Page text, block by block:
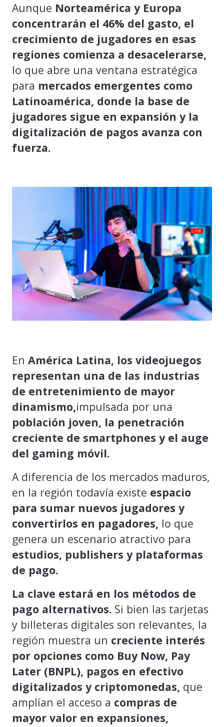
Aunque Norteamérica y Europa
concentrarán el 46% del gasto, el
crecimiento de jugadores en esas
regiones comienza a desacelerarse,
lo que abre una ventana estratégica
para mercados emergentes como
Latinoamérica, donde la base de
jugadores sigue en expansión y la
digitalización de pagos avanza con
fuerza.
En América Latina, los videojuegos
representan una de las industrias
de entretenimiento de mayor
dinamismo,impulsada por una
población joven, la penetración
creciente de smartphones y el auge
del gaming móvil.
A diferencia de los mercados maduros,
en la región todavía existe espacio
para sumar nuevos jugadores y
convertirlos en pagadores, lo que
genera un escenario atractivo para
estudios, publishers y plataformas
de pago.
La clave estará en los métodos de
pago alternativos. Si bien las tarjetas
y billeteras digitales son relevantes, la
región muestra un creciente interés
por opciones como Buy Now, Pay
Later (BNPL), pagos en efectivo
digitalizados y criptomonedas, que
amplían el acceso a compras de
mayor valor en expansiones,